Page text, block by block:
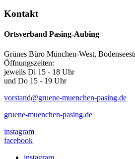
Kontakt
Ortsverband Pasing-Aubing
Grünes Büro München-West,
Öffnungszeiten:
jeweils Di 15 - 18 Uhr
und Do 15 - 19 Uhr
vorstand@gruene-muenchen-pasing.de
gruene-muenchen-pasing.de
instagram
facebook
instagram